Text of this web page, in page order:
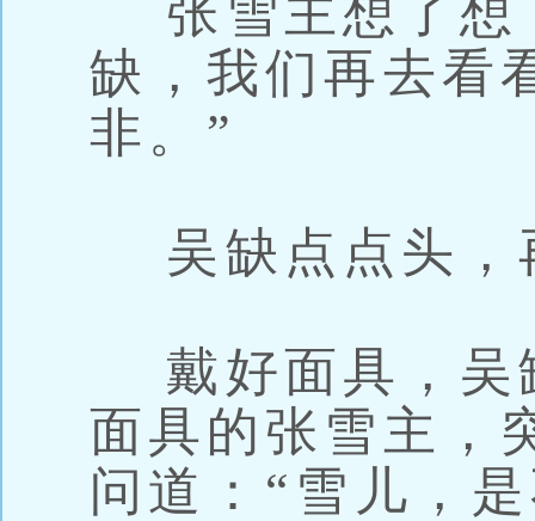
张雪主想了想
缺，我们再去看
非。”
吴缺点点头，
戴好面具，吴
面具的张雪主，
问道：“雪儿，